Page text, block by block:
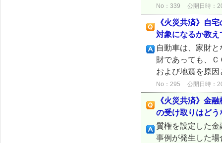
No：339 公開日時：
《火災共済》自
対象になるか教え
自動車は、家財
財であっても、
および地震を原
No：295 公開日時：
《火災共済》金
の受け取りはどう
質権を設定した
事例が発生した